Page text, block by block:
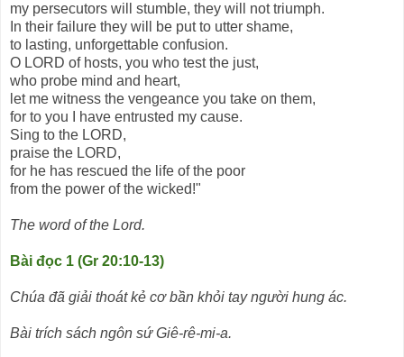
my persecutors will stumble, they will not triumph.
In their failure they will be put to utter shame,
to lasting, unforgettable confusion.
O LORD of hosts, you who test the just,
who probe mind and heart,
let me witness the vengeance you take on them,
for to you I have entrusted my cause.
Sing to the LORD,
praise the LORD,
for he has rescued the life of the poor
from the power of the wicked!"
The word of the Lord.
Bài đọc 1 (Gr 20:10-13)
Chúa đã giải thoát kẻ cơ bần khỏi tay người hung ác.
Bài trích sách ngôn sứ Giê-rê-mi-a.